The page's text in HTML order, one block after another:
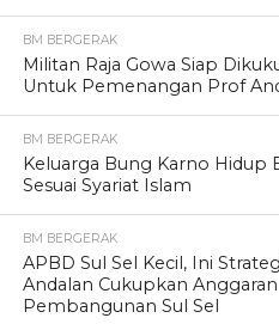
BM BERGERAK
Militan Raja Gowa Siap
Untuk Pemenangan Prof
BM BERGERAK
Keluarga Bung Karno Hidup
Sesuai Syariat Islam
BM BERGERAK
APBD Sul Sel Kecil, Ini
Andalan Cukupkan Anggaran
Pembangunan Sul Sel